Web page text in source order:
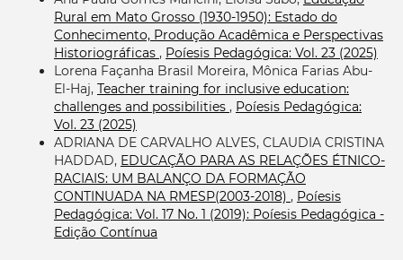
Rural em Mato Grosso (1930-1950): Estado do
Conhecimento, Produção Acadêmica e Perspectivas
Historiográficas , Poíesis Pedagógica: Vol. 23 (2025)
Lorena Façanha Brasil Moreira, Mônica Farias Abu-
El-Haj, Teacher training for inclusive education:
challenges and possibilities , Poíesis Pedagógica:
Vol. 23 (2025)
ADRIANA DE CARVALHO ALVES, CLAUDIA CRISTINA
HADDAD, EDUCAÇÃO PARA AS RELAÇÕES ÉTNICO-
RACIAIS: UM BALANÇO DA FORMAÇÃO
CONTINUADA NA RMESP(2003-2018) , Poíesis
Pedagógica: Vol. 17 No. 1 (2019): Poíesis Pedagógica -
Edição Contínua